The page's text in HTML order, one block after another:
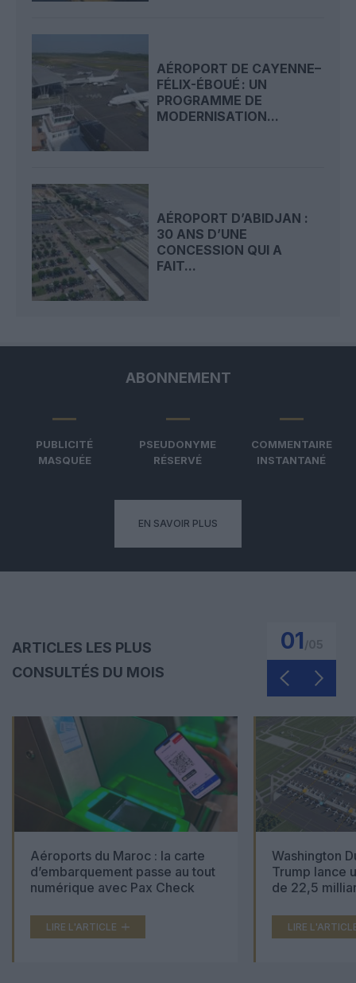
AÉROPORT DE CAYENNE–
FÉLIX-ÉBOUÉ : UN
PROGRAMME DE
MODERNISATION...
AÉROPORT D’ABIDJAN :
30 ANS D’UNE
CONCESSION QUI A
FAIT...
ABONNEMENT
PUBLICITÉ
MASQUÉE
PSEUDONYME
RÉSERVÉ
COMMENTAIRE
INSTANTANÉ
EN SAVOIR PLUS
ARTICLES LES PLUS
CONSULTÉS DU MOIS
01
Aéroports du Maroc : la carte
d’embarquement passe au tout
numérique avec Pax Check
LIRE L'ARTICLE
Washington
Trump lance
de 22,5
LIRE